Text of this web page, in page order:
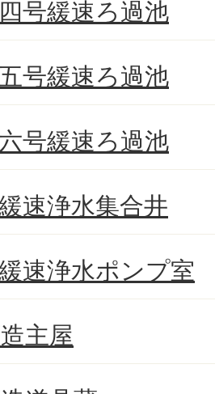
号緩速ろ過池
号緩速ろ過池
号緩速ろ過池
速浄水集合井
速浄水ポンプ室
主屋